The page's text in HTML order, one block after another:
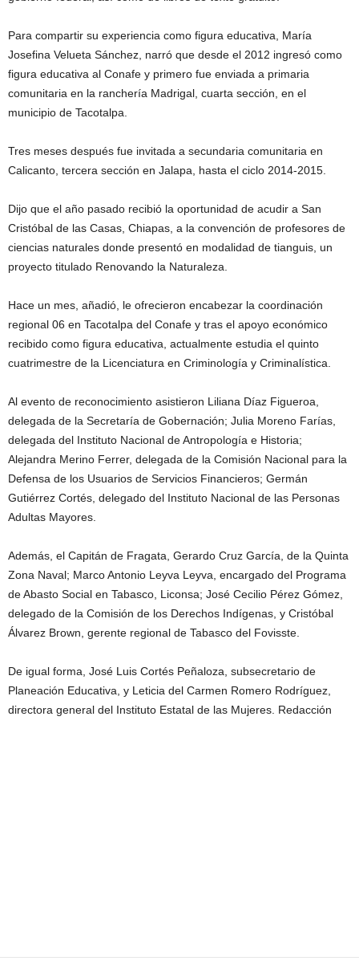
Para compartir su experiencia como figura educativa, María
Josefina Velueta Sánchez, narró que desde el 2012 ingresó como
figura educativa al Conafe y primero fue enviada a primaria
comunitaria en la ranchería Madrigal, cuarta sección, en el
municipio de Tacotalpa.
Tres meses después fue invitada a secundaria comunitaria en
Calicanto, tercera sección en Jalapa, hasta el ciclo 2014-2015.
Dijo que el año pasado recibió la oportunidad de acudir a San
Cristóbal de las Casas, Chiapas, a la convención de profesores de
ciencias naturales donde presentó en modalidad de tianguis, un
proyecto titulado Renovando la Naturaleza.
Hace un mes, añadió, le ofrecieron encabezar la coordinación
regional 06 en Tacotalpa del Conafe y tras el apoyo económico
recibido como figura educativa, actualmente estudia el quinto
cuatrimestre de la Licenciatura en Criminología y Criminalística.
Al evento de reconocimiento asistieron Liliana Díaz Figueroa,
delegada de la Secretaría de Gobernación; Julia Moreno Farías,
delegada del Instituto Nacional de Antropología e Historia;
Alejandra Merino Ferrer, delegada de la Comisión Nacional para la
Defensa de los Usuarios de Servicios Financieros; Germán
Gutiérrez Cortés, delegado del Instituto Nacional de las Personas
Adultas Mayores.
Además, el Capitán de Fragata, Gerardo Cruz García, de la Quinta
Zona Naval; Marco Antonio Leyva Leyva, encargado del Programa
de Abasto Social en Tabasco, Liconsa; José Cecilio Pérez Gómez,
delegado de la Comisión de los Derechos Indígenas, y Cristóbal
Álvarez Brown, gerente regional de Tabasco del Fovisste.
De igual forma, José Luis Cortés Peñaloza, subsecretario de
Planeación Educativa, y Leticia del Carmen Romero Rodríguez,
directora general del Instituto Estatal de las Mujeres. Redacción